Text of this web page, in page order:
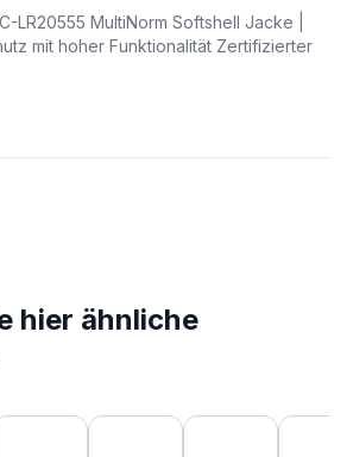
LR20555 MultiNorm Softshell Jacke |
mit hoher Funktionalität Zertifizierter
hier ähnliche
überspringen